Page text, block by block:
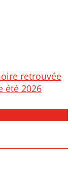
retrouvée
été 2026